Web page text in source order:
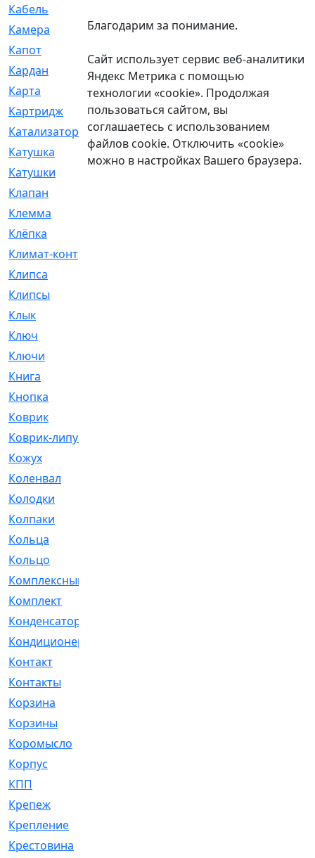
Кабель
Камера
[4]
Капот
Кардан
[131]
Карта
[2]
Картридж
[250]
Катализатор
[1]
Катушка
[2]
Катушки
Клапан
Клемма
Клёпка
Климат-контроль
Клипса
Клипсы
Клык
Ключ
Ключи
Книга
Кнопка
Коврик
Коврик-липучка
Кожух
Коленвал
Колодки
Колпаки
Кольца
Кольцо
Комплексный
Комплект
Конденсатор
Кондиционер
Контакт
Контакты
Корзина
Корзины
Коромысло
Корпус
КПП
Крепеж
Крепление
Крестовина
Благодарим за понимание.
Сайт использует сервис веб-аналитики
Яндекс Метрика с помощью
технологии «cookie». Продолжая
пользоваться сайтом, вы
соглашаетесь с использованием
файлов cookie. Отключить «cookie»
можно в настройках Вашего браузера.